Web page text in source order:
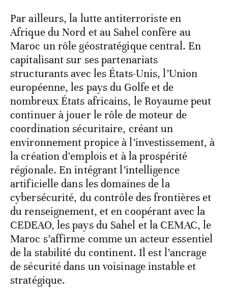
Par ailleurs, la lutte antiterroriste en
Afrique du Nord et au Sahel confère au
Maroc un rôle géostratégique central. En
capitalisant sur ses partenariats
structurants avec les États-Unis, l’Union
européenne, les pays du Golfe et de
nombreux États africains, le Royaume peut
continuer à jouer le rôle de moteur de
coordination sécuritaire, créant un
environnement propice à l’investissement, à
la création d’emplois et à la prospérité
régionale. En intégrant l’intelligence
artificielle dans les domaines de la
cybersécurité, du contrôle des frontières et
du renseignement, et en coopérant avec la
CEDEAO, les pays du Sahel et la CEMAC, le
Maroc s’affirme comme un acteur essentiel
de la stabilité du continent. Il est l’ancrage
de sécurité dans un voisinage instable et
stratégique.